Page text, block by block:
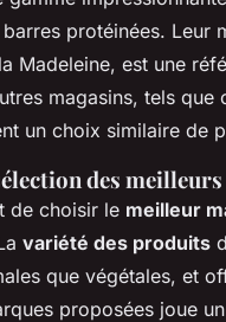
protéinées. Leur
Madeleine, est une
magasins, tels
un choix similaire de
des
de choisir le meilleur
variété des produits
que végétales, et
proposées joue